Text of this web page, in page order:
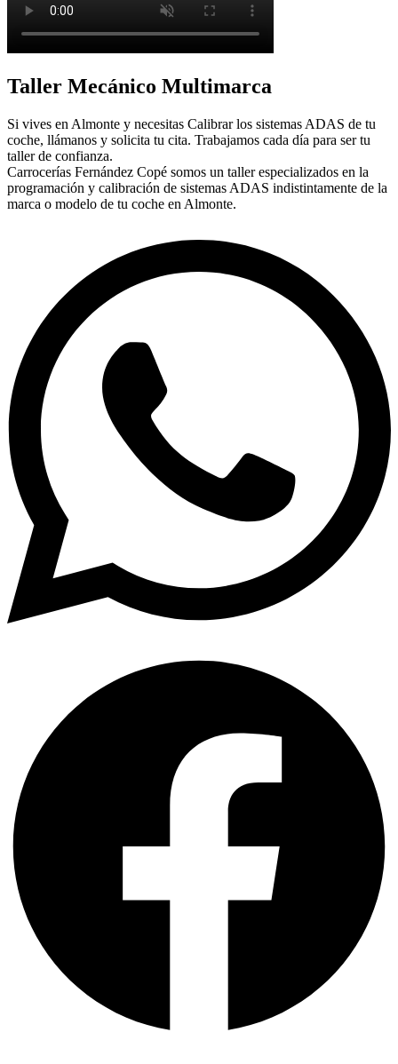
Taller Mecánico Multimarca
Si vives en Almonte y necesitas Calibrar los sistemas ADAS de tu
coche, llámanos y solicita tu cita. Trabajamos cada día para ser tu
taller de confianza.
Carrocerías Fernández Copé somos un taller especializados en la
programación y calibración de sistemas ADAS indistintamente de la
marca o modelo de tu coche en Almonte.